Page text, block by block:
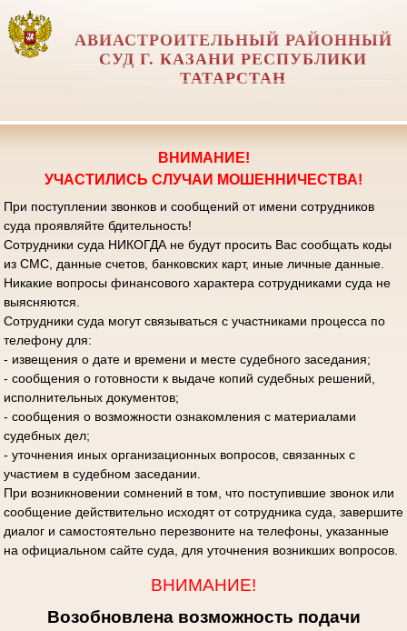
АВИАСТРОИТЕЛЬНЫЙ РАЙОННЫЙ
СУД Г. КАЗАНИ РЕСПУБЛИКИ
ТАТАРСТАН
ВНИМАНИЕ!
УЧАСТИЛИСЬ СЛУЧАИ МОШЕННИЧЕСТВА!
При поступлении звонков и сообщений от имени сотрудников
суда проявляйте бдительность!
Сотрудники суда НИКОГДА не будут просить Вас сообщать коды
из СМС, данные счетов, банковских карт, иные личные данные.
Никакие вопросы финансового характера сотрудниками суда не
выясняются.
Сотрудники суда могут связываться с участниками процесса по
телефону для:
- извещения о дате и времени и месте судебного заседания;
- сообщения о готовности к выдаче копий судебных решений,
исполнительных документов;
- сообщения о возможности ознакомления с материалами
судебных дел;
- уточнения иных организационных вопросов, связанных с
участием в судебном заседании.
При возникновении сомнений в том, что поступившие звонок или
сообщение действительно исходят от сотрудника суда, завершите
диалог и самостоятельно перезвоните на телефоны, указанные
на официальном сайте суда, для уточнения возникших вопросов.
ВНИМАНИЕ!
Возобновлена возможность подачи